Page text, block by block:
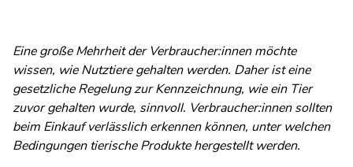
Eine große Mehrheit der Verbraucher:innen möchte
wissen, wie Nutztiere gehalten werden. Daher ist eine
gesetzliche Regelung zur Kennzeichnung, wie ein Tier
zuvor gehalten wurde, sinnvoll. Verbraucher:innen sollten
beim Einkauf verlässlich erkennen können, unter welchen
Bedingungen tierische Produkte hergestellt werden.